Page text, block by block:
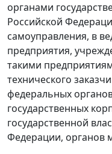
органами
Российской
самоуправления, в
предприятия,
такими
технического
федеральных
государственных
государственной
Федерации, органов